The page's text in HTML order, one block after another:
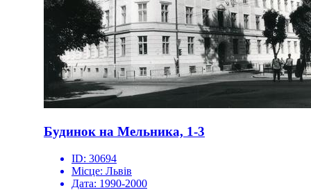
Будинок на Мельника, 1-3
ID: 30694
Місце: Львів
Дата: 1990-2000